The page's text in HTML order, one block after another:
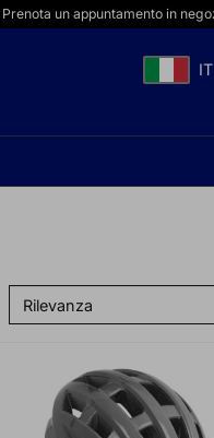
Prenota un appuntamento in
IT